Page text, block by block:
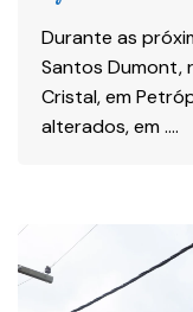
Durante as
Santos Dumont,
Cristal, em
alterados, em ….